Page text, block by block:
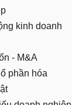
kinh doanh
- M&A
phần hóa